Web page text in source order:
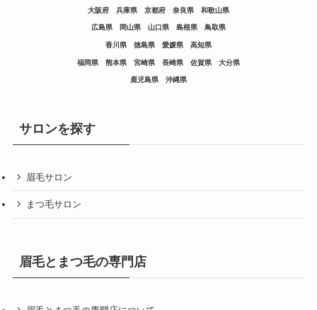
大阪府 兵庫県 京都府 奈良県 和歌山県
広島県 岡山県 山口県 島根県 鳥取県
香川県 徳島県 愛媛県 高知県
福岡県 熊本県 宮崎県 長崎県 佐賀県 大分県
鹿児島県 沖縄県
サロンを探す
眉毛サロン
まつ毛サロン
眉毛とまつ毛の専門店